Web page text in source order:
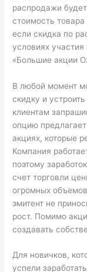
распродажи
стоимость
если скидка по
условиях
«Большие акции
В любой момент
скидку и
клиентам
опцию
акциях, которые
Компания
поэтому
счет торговли
огромных
эмитент не
рост. Помимо
создавать
Для новичков,
успели